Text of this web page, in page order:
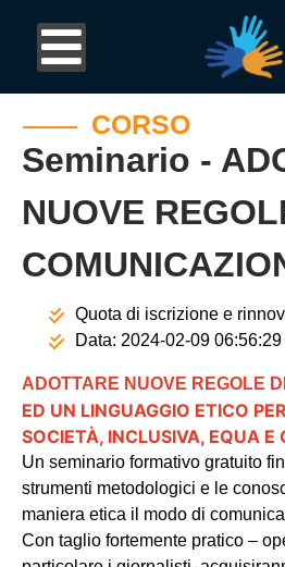
CORSO
Seminario -
NUOVE
Quota di iscrizione e
Data: 2024-02-09 06:56:29
ADOTTARE NUOVE REGOLE DI
ED UN LINGUAGGIO ETICO
SOCIETÀ, INCLUSIVA, EQUA E
Un seminario formativo gratuito
strumenti metodologici e le
maniera etica il modo di
Con taglio fortemente pratico –